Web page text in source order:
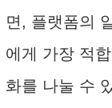
면, 플랫폼의
에게 가장 적
화를 나눌 수